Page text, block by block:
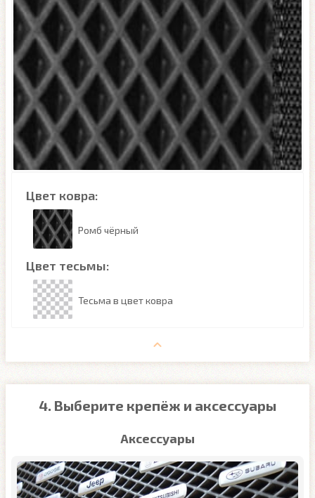
Цвет ковра:
Ромб чёрный
Цвет тесьмы:
Тесьма в цвет ковра
4. Выберите крепёж и аксессуары
Аксессуары